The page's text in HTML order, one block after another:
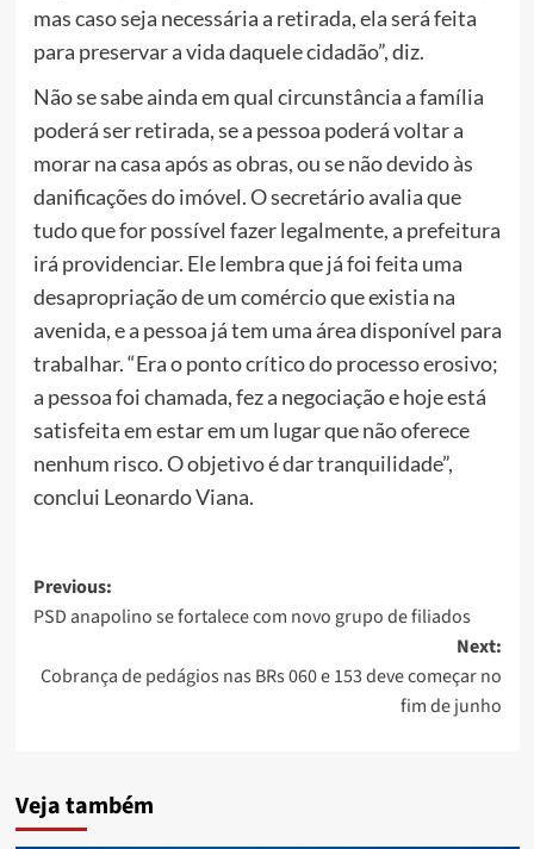
mas caso seja necessária a retirada, ela será feita
para preservar a vida daquele cidadão”, diz.
Não se sabe ainda em qual circunstância a família
poderá ser retirada, se a pessoa poderá voltar a
morar na casa após as obras, ou se não devido às
danificações do imóvel. O secretário avalia que
tudo que for possível fazer legalmente, a prefeitura
irá providenciar. Ele lembra que já foi feita uma
desapropriação de um comércio que existia na
avenida, e a pessoa já tem uma área disponível para
trabalhar. “Era o ponto crítico do processo erosivo;
a pessoa foi chamada, fez a negociação e hoje está
satisfeita em estar em um lugar que não oferece
nenhum risco. O objetivo é dar tranquilidade”,
conclui Leonardo Viana.
Post
navigation
Previous:
PSD anapolino se fortalece com novo grupo de filiados
Next:
Cobrança de pedágios nas BRs 060 e 153 deve começar no
fim de junho
Veja também